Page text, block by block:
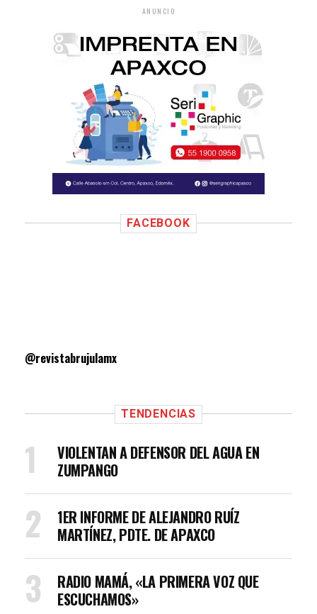
ANUNCIO
FACEBOOK
@revistabrujulamx
TENDENCIAS
VIOLENTAN A DEFENSOR DEL AGUA EN
ZUMPANGO
1ER INFORME DE ALEJANDRO RUÍZ
MARTÍNEZ, PDTE. DE APAXCO
RADIO MAMÁ, «LA PRIMERA VOZ QUE
ESCUCHAMOS»